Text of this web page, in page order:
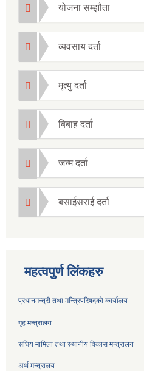
योजना सम्झौता
व्यवसाय दर्ता
मृत्यु दर्ता
बिबाह दर्ता
जन्म दर्ता
बसाईसराई दर्ता
महत्वपुर्ण लिंकहरु
प्रधानमन्त्री तथा मन्त्रिपरिषदको कार्यालय
गृह मन्त्रालय
संघिय मामिला तथा स्थानीय विकास मन्त्रालय
अर्थ मन्त्रालय